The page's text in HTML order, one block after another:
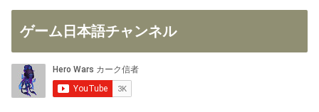
ゲーム日本語チャンネル